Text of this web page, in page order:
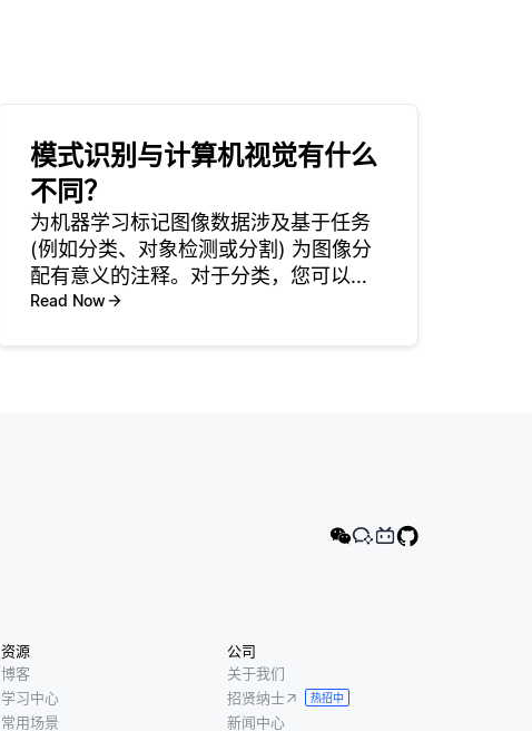
模式识别与计算机视觉有什么
不同？
为机器学习标记图像数据涉及基于任务
(例如分类、对象检测或分割) 为图像分
配有意义的注释。对于分类，您可以为
每个图像分配一个标签 (例如，“猫” 或
Read Now
资源
博客
学习中心
常用场景
公司
关于我们
招贤纳士
热招中
新闻中心